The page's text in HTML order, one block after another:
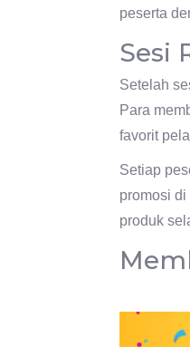
peserta
Sesi
Setelah
Para
favorit
Setiap
promosi
produk